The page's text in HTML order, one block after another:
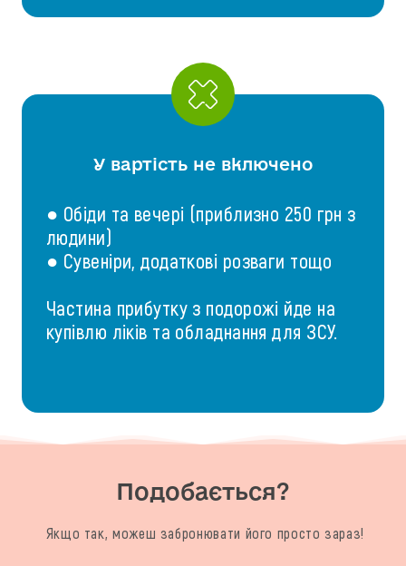
У вартість не включено
● Обіди та вечері (приблизно 250 грн з
людини)
● Сувеніри, додаткові розваги тощо
Частина прибутку з подорожі йде на
купівлю ліків та обладнання для ЗСУ.
Подобається?
Якщо так, можеш забронювати його просто зараз!